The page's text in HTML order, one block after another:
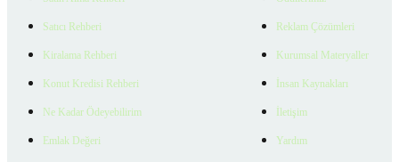
Satıcı Rehberi
Kiralama Rehberi
Konut Kredisi Rehberi
Ne Kadar Ödeyebilirim
Emlak Değeri
Reklam Çözümleri
Kurumsal Materyaller
İnsan Kaynakları
İletişim
Yardım